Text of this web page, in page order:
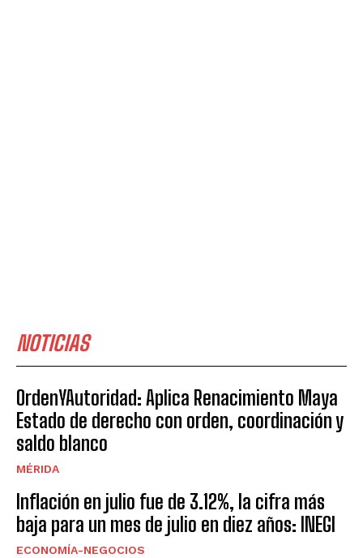
NOTICIAS
OrdenYAutoridad: Aplica Renacimiento Maya
Estado de derecho con orden, coordinación y
saldo blanco
MÉRIDA
Inflación en julio fue de 3.12%, la cifra más
baja para un mes de julio en diez años: INEGI
ECONOMÍA-NEGOCIOS